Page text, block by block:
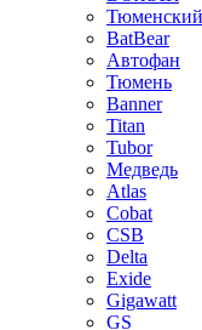
BatBear
Автофан
Тюмень
Banner
Titan
Tubor
Медведь
Atlas
Cobat
CSB
Delta
Exide
Gigawatt
GS